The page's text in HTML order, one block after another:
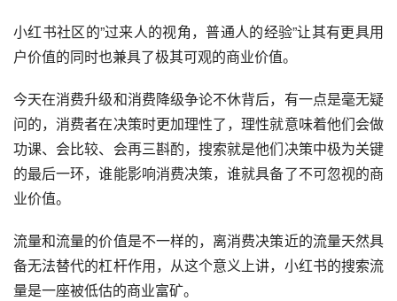
小红书社区的”过来人的视角，普通人的经验”让其有更具用
户价值的同时也兼具了极其可观的商业价值。
今天在消费升级和消费降级争论不休背后，有一点是毫无疑
问的，消费者在决策时更加理性了，理性就意味着他们会做
功课、会比较、会再三斟酌，搜索就是他们决策中极为关键
的最后一环，谁能影响消费决策，谁就具备了不可忽视的商
业价值。
流量和流量的价值是不一样的，离消费决策近的流量天然具
备无法替代的杠杆作用，从这个意义上讲，小红书的搜索流
量是一座被低估的商业富矿。